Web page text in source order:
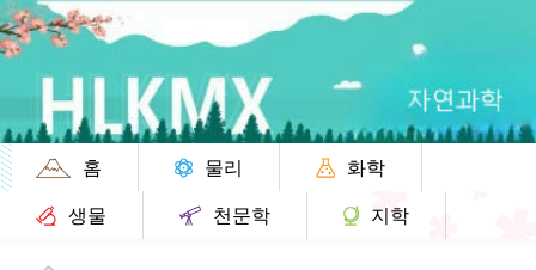
홈 물리
화학
생물
천문학 지학